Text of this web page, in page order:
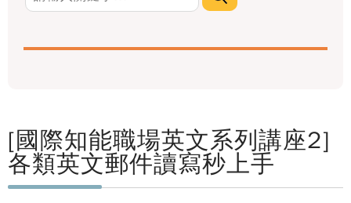
[國際知能職場英文系列講座2]
各類英文郵件讀寫秒上手